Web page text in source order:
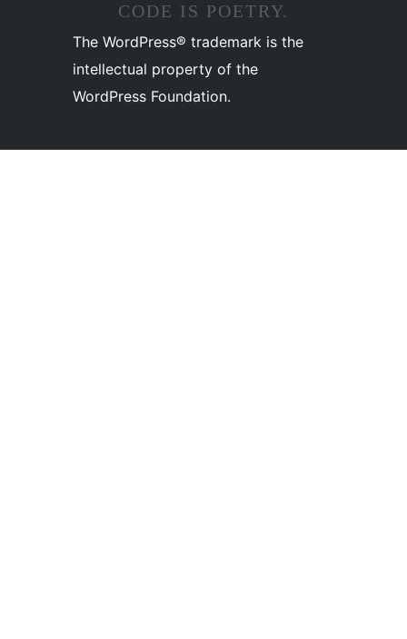
CODE IS POETRY.
The WordPress® trademark is the
intellectual property of the
WordPress Foundation.